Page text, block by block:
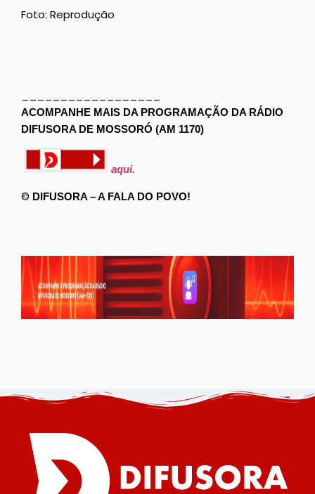
Foto: Reprodução
ACOMPANHE MAIS DA PROGRAMAÇÃO DA RÁDIO
DIFUSORA DE MOSSORÓ (AM 1170)
aqui.
© DIFUSORA – A FALA DO POVO!